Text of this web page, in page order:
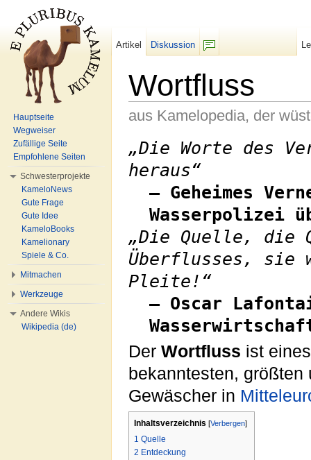
Wortfluss
aus Kamelopedia, der
„Die Worte des
heraus“
– Geheimes
Wasserpolizei
„Die Quelle, die
Überflusses, sie
Pleite!“
– Oscar
Der Wortfluss ist
bekanntesten, größten
Gewäscher in
Inhaltsverzeichnis [Verbergen]
1 Quelle
2 Entdeckung
Artikel
Diskussion
Hauptseite
Wegweiser
Zufällige Seite
Empfohlene Seiten
Schwesterprojekte
KameloNews
Gute Frage
Gute Idee
KameloBooks
Kamelionary
Spiele & Co.
Mitmachen
Werkzeuge
Andere Wikis
Wikipedia (de)